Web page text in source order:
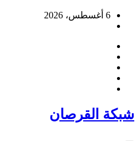
التجاوز6 أغسطس، 2026
شبكة القرصان